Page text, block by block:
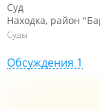
Суд
Находка, район
Суды
Обсуждения 1